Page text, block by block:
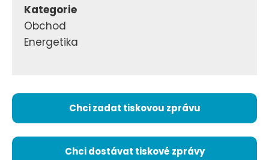
Kategorie
Obchod
Energetika
Chci zadat tiskovou zprávu
Chci dostávat tiskové zprávy